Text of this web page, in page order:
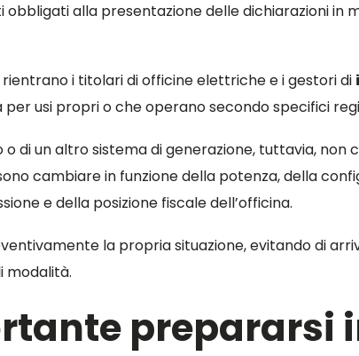
obbligati alla presentazione delle dichiarazioni
i titolari di officine elettriche e i gestori di
usi propri o che operano secondo specifici
di un altro sistema di generazione, tuttavia,
cambiare in funzione della potenza, della
e della posizione fiscale dell’officina.
la propria situazione, evitando di
modalità.
prepararsi